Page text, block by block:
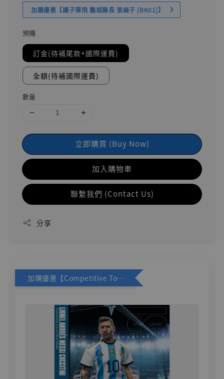
加購優惠【讓子彈飛 鵝城縣長 張麻子 [BK01]】
預購
訂金(待補尾款+國際運費)
全額(待補國際運費)
數量
立即購買 (Buy Now)
加入購物車
聯繫我們 (Contact Us)
分享
加購優惠【Competitive Toys 梅西 [CM001]】